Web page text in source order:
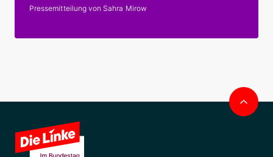
Pressemitteilung von Sahra Mirow